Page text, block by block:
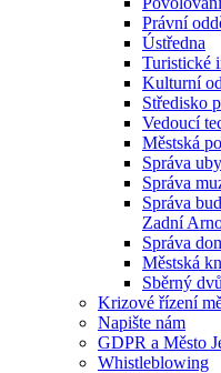
Právní
Ústředna
Turistické
Kulturní
Středisko
Vedoucí
Městská
Správa
Správa
Správa
Zadní
Správa
Městská
Sběrný
Krizové řízení
Napište nám
GDPR a Město
Whistleblowing